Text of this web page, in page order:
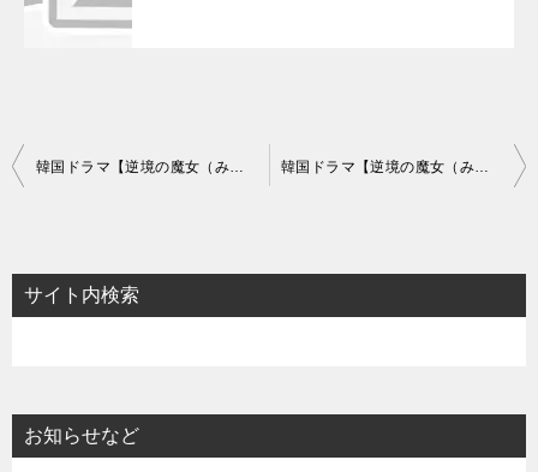
投
ビ
ゲ
ョ
韓国ドラマ【逆境の魔女（みんなクンタリ）】あらすじ85話～87話と感想-絶えない罪 韓国ドラマ【逆境の魔女（みんなクンタリ）】あらすじ91話～93話と感想-没落の始まり？
サイト内検索
お知らせなど